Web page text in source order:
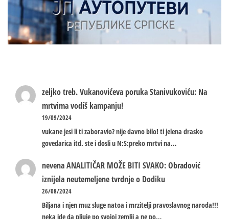
zeljko treb.Vukanovićeva poruka Stanivukoviću: Na
mrtvima vodiš kampanju!
19/09/2024
vukane jesi li ti zaboravio? nije davno bilo! ti jelena drasko
govedarica itd. ste i dosli u N:S:preko mrtvi na…
nevenaANALITIČAR MOŽE BITI SVAKO: Obradović
iznijela neutemeljene tvrdnje o Dodiku
26/08/2024
Biljana i njen muz sluge natoa i mrzitelji pravoslavnog naroda!!!
neka ide da pljuje po svojoj zemlji a ne po…